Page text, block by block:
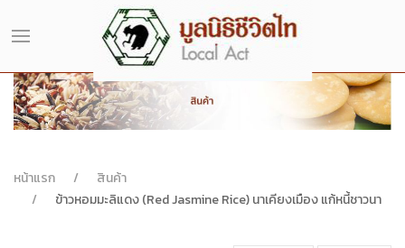
หน้าแรก
สินค้า
ข้าวหอมมะลิแดง (Red Jasmine Rice) นาเคียงเมือง แก้หนี้ชาวนา